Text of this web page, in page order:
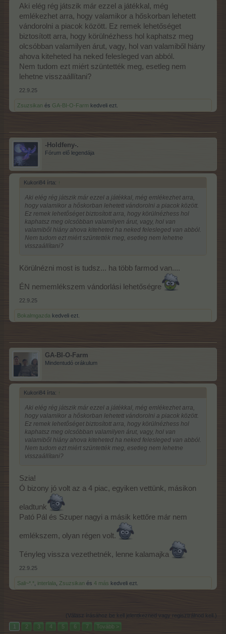
Aki elég rég játszik már ezzel a játékkal, még
emlékezhet arra, hogy valamikor a hőskorban lehetett
vándorolni a piacok között. Ez remek lehetőséget
biztosított arra, hogy körülnézhess hol kaphatsz meg
olcsóbban valamilyen árut, vagy, hol van valamiből hiány
ahova kiteheted ha neked felesleged van abból.
Nem tudom ezt miért szüntették meg, esetleg nem
lehetne visszaállítani?
22.9.25
Zsuzsikan és GA-BI-O-Farm kedveli ezt.
-Holdfeny-.
Fórum elő legendája
Kukori84 írta: ↑
Aki elég rég játszik már ezzel a játékkal, még emlékezhet arra,
hogy valamikor a hőskorban lehetett vándorolni a piacok között.
Ez remek lehetőséget biztosított arra, hogy körülnézhess hol
kaphatsz meg olcsóbban valamilyen árut, vagy, hol van
valamiből hiány ahova kiteheted ha neked felesleged van abból.
Nem tudom ezt miért szüntették meg, esetleg nem lehetne
visszaállítani?
Körülnézni most is tudsz... ha több farmod van....
ÉN nememlékszem vándorlási lehetőségre
22.9.25
Bokalmgazda kedveli ezt.
GA-BI-O-Farm
Mindentudó orákulum
Kukori84 írta: ↑
Aki elég rég játszik már ezzel a játékkal, még emlékezhet arra,
hogy valamikor a hőskorban lehetett vándorolni a piacok között.
Ez remek lehetőséget biztosított arra, hogy körülnézhess hol
kaphatsz meg olcsóbban valamilyen árut, vagy, hol van
valamiből hiány ahova kiteheted ha neked felesleged van abból.
Nem tudom ezt miért szüntették meg, esetleg nem lehetne
visszaállítani?
Szia!
Ó bizony jó volt az a 4 piac, egyiken vettünk, másikon
eladtunk
Pató Pál és Szuper nagyi a másik kettőre már nem
emlékszem, olyan régen volt.
Tényleg vissza vezethetnék, lenne kalamajka
22.9.25
Sali~*.* interlala Zsuzsikan és 4 más kedveli ezt.
(Válasz írásához be kell jelentkezned vagy regisztrálnod kell.)
1
2 3 4 5 6 7 Tovább >